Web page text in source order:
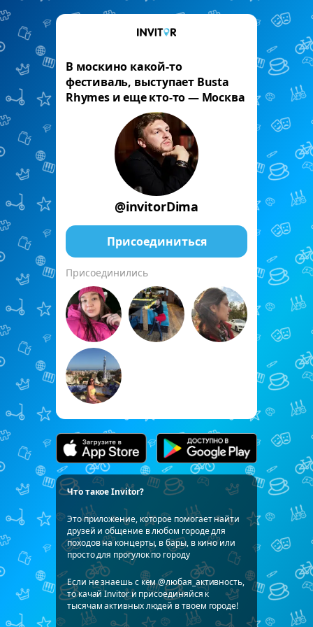
В москино какой-то
фестиваль, выступает Busta
Rhymes и еще кто-то — Москва
@invitorDima
Присоединиться
Присоединились
Что такое Invitor?
Это приложение, которое помогает найти
друзей и общение в любом городе для
походов на концерты, в бары, в кино или
просто для прогулок по городу
Если не знаешь с кем @любая_активность,
то качай Invitor и присоединяйся к
тысячам активных людей в твоем городе!